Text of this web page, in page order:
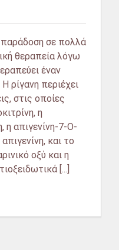
παράδοση σε πολλά
θεραπεία λόγω
έναν
ρίγανη περιέχει
στις οποίες
η
η απιγενίνη-7-Ο-
και το
οξύ και η
[...]